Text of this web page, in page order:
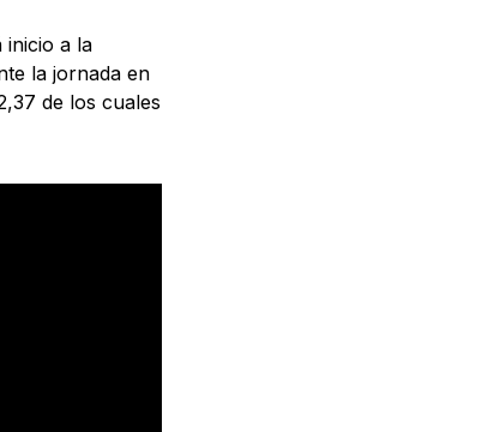
inicio a la
la jornada en
de los cuales